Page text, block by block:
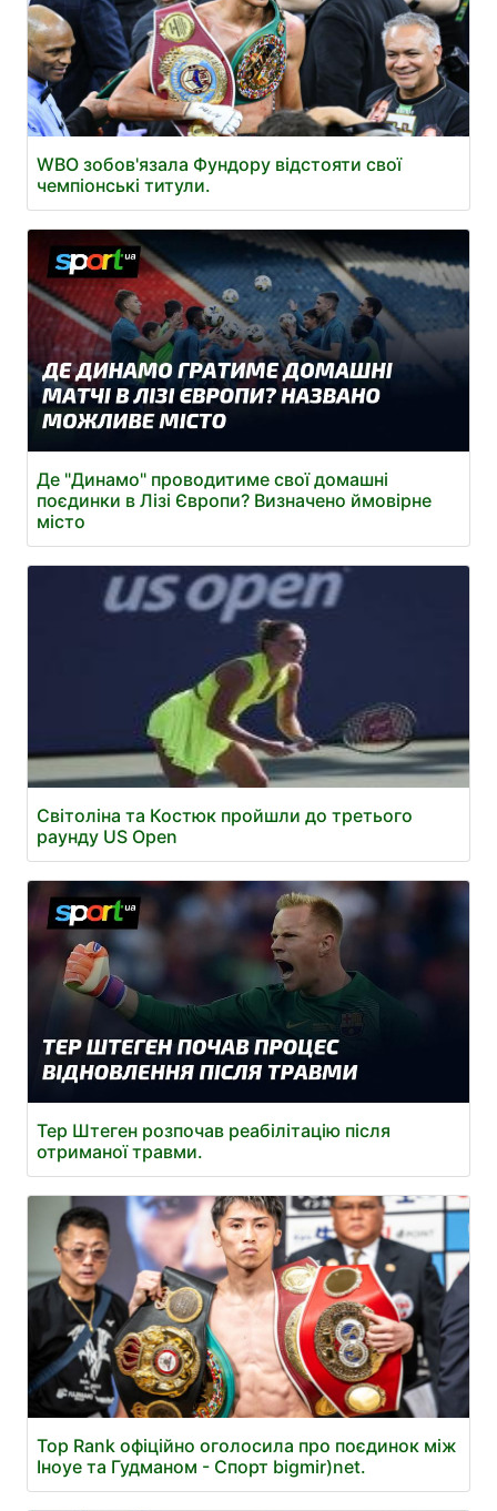
WBO зобов'язала Фундору відстояти свої
чемпіонські титули.
Де "Динамо" проводитиме свої домашні
поєдинки в Лізі Європи? Визначено ймовірне
місто
Світоліна та Костюк пройшли до третього
раунду US Open
Тер Штеген розпочав реабілітацію після
отриманої травми.
Top Rank офіційно оголосила про поєдинок між
Іноуе та Гудманом - Спорт bigmir)net.